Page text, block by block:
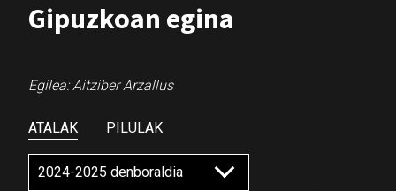
Gipuzkoan egina
Egilea: Aitziber Arzallus
ATALAK PILULAK